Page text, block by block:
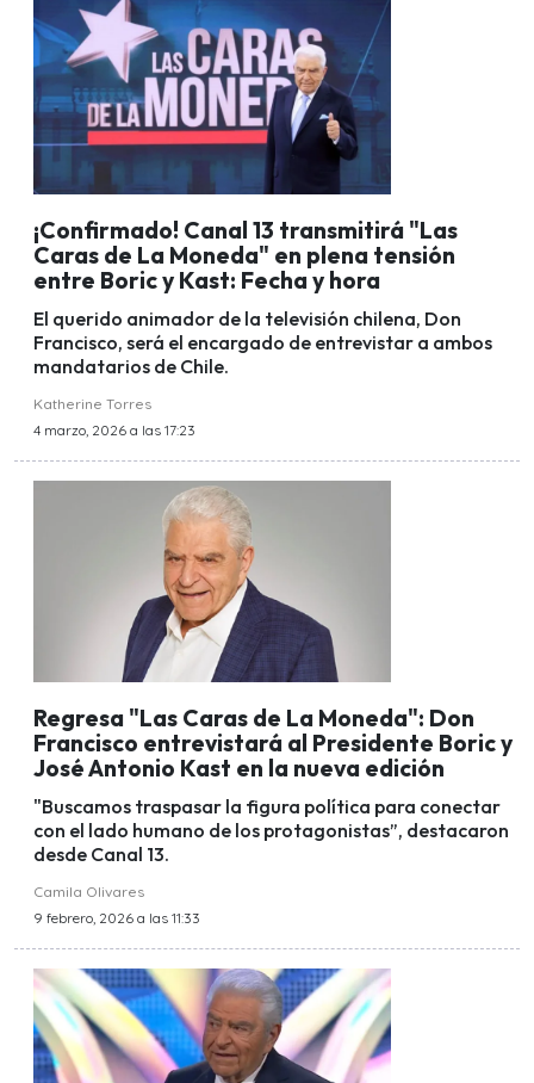
¡Confirmado! Canal 13 transmitirá "Las
Caras de La Moneda" en plena tensión
entre Boric y Kast: Fecha y hora
El querido animador de la televisión chilena, Don
Francisco, será el encargado de entrevistar a ambos
mandatarios de Chile.
Katherine Torres
4 marzo, 2026 a las 17:23
Regresa "Las Caras de La Moneda": Don
Francisco entrevistará al Presidente Boric y
José Antonio Kast en la nueva edición
"Buscamos traspasar la figura política para conectar
con el lado humano de los protagonistas”, destacaron
desde Canal 13.
Camila Olivares
9 febrero, 2026 a las 11:33